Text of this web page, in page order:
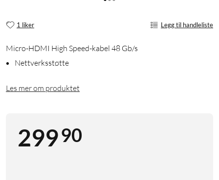
1 liker Legg til handleliste
Micro-HDMI High Speed-kabel 48 Gb/s
Nettverksstøtte
Les mer om produktet
29990